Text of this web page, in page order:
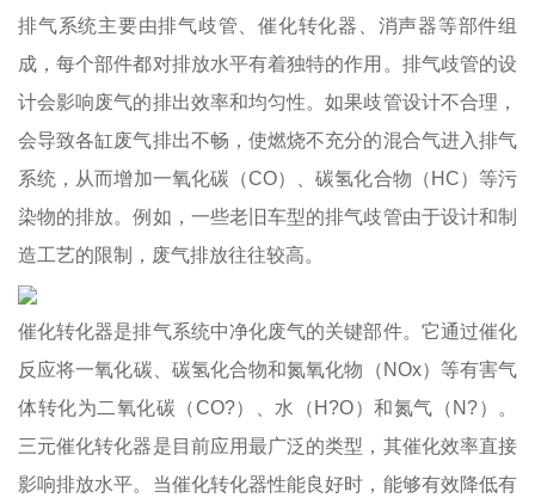
排气系统主要由排气歧管、催化转化器、消声器等部件组
成，每个部件都对排放水平有着独特的作用。排气歧管的设
计会影响废气的排出效率和均匀性。如果歧管设计不合理，
会导致各缸废气排出不畅，使燃烧不充分的混合气进入排气
系统，从而增加一氧化碳（CO）、碳氢化合物（HC）等污
染物的排放。例如，一些老旧车型的排气歧管由于设计和制
造工艺的限制，废气排放往往较高。
催化转化器是排气系统中净化废气的关键部件。它通过催化
反应将一氧化碳、碳氢化合物和氮氧化物（NOx）等有害气
体转化为二氧化碳（CO?）、水（H?O）和氮气（N?）。
三元催化转化器是目前应用最广泛的类型，其催化效率直接
影响排放水平。当催化转化器性能良好时，能够有效降低有